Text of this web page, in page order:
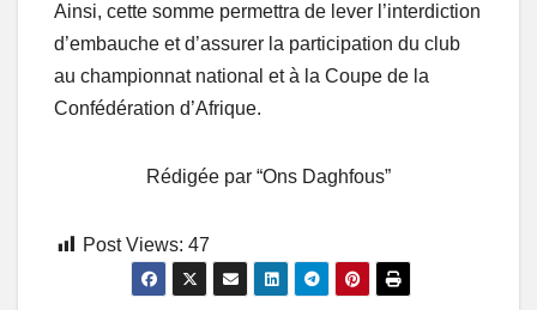
Ainsi, cette somme permettra de lever l’interdiction
d’embauche et d’assurer la participation du club
au championnat national et à la Coupe de la
Confédération d’Afrique.
Rédigée par “Ons Daghfous”
Post Views: 47